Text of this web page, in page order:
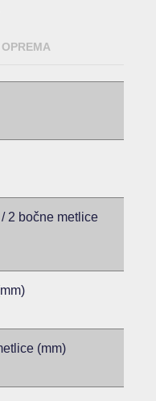
2 bočne metlice
(mm)